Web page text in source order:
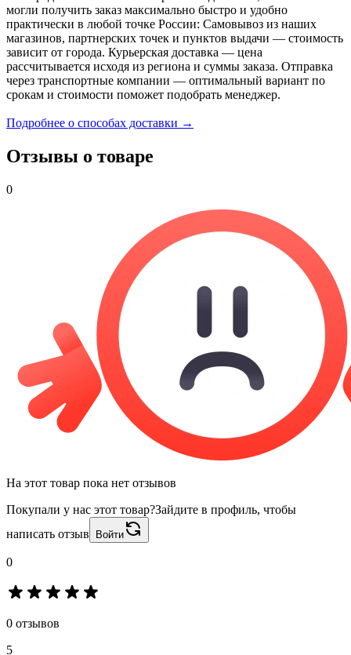
могли получить заказ максимально быстро и удобно
практически в любой точке России: Самовывоз из наших
магазинов, партнерских точек и пунктов выдачи — стоимость
зависит от города. Курьерская доставка — цена
рассчитывается исходя из региона и суммы заказа. Отправка
через транспортные компании — оптимальный вариант по
срокам и стоимости поможет подобрать менеджер.
Подробнее о способах доставки →
Отзывы о товаре
0
На этот товар пока нет отзывов
Покупали у нас этот товар?Зайдите в профиль, чтобы
написать отзыв
Войти
0
0 отзывов
5